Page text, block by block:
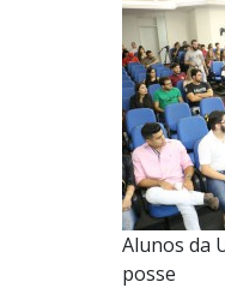
Alunos da
posse